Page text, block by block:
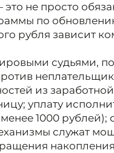
не просто
по
рубля зависит
судьями,
из
уплату
1000 рублей);
служат